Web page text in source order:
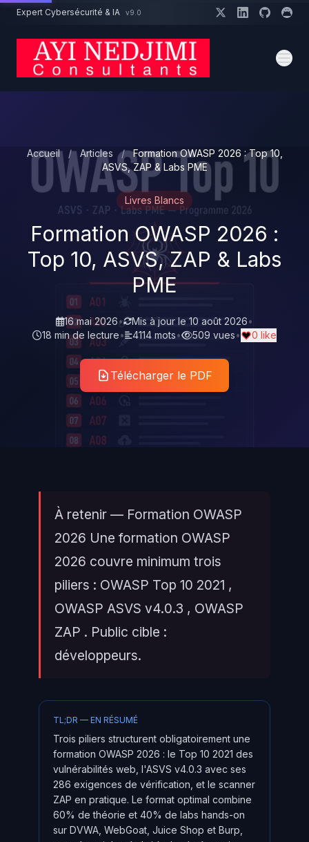
Aller au contenu principal
Expert Cybersécurité & IA v9.0
Accueil / Articles /
Formation OWASP 2026 : Top 10,
ASVS, ZAP & Labs PME
Livres Blancs
Formation OWASP 2026 :
Top 10, ASVS, ZAP & Labs
PME
16 mai 2026• Mis à jour le 10 août 2026•
18 min de lecture• 4114 mots• 509 vues• 0 like
Télécharger le PDF
À retenir — Formation OWASP
2026 Une formation OWASP
2026 couvre minimum trois
piliers : OWASP Top 10 2021 ,
OWASP ASVS v4.0.3 , OWASP
ZAP . Public cible :
développeurs.
TL;DR — EN RÉSUMÉ
Trois piliers structurent obligatoirement une
formation OWASP 2026 : le Top 10 2021 des
vulnérabilités web, l'ASVS v4.0.3 avec ses
286 exigences de vérification, et le scanner
ZAP en pratique. Le format optimal combine
60% de théorie et 40% de labs hands-on
sur DVWA, WebGoat, Juice Shop et Burp,
Un projet cybersécurité ?